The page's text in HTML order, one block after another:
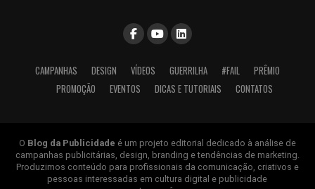
CAMPANHAS DESIGN VÍDEOS GUERRILHA #FAIL
PRÊMIO
PROMOÇÃO
EVENTOS DICAS E TUTORIAIS CONTATOS
O Blog da Publicidade é um projeto editorial dedicado à análise de
campanhas publicitárias, design, branding e tendências de marketing.
Produzimos conteúdo para profissionais da comunicação, criativos e
pessoas interessadas em cultura digital e publicidade